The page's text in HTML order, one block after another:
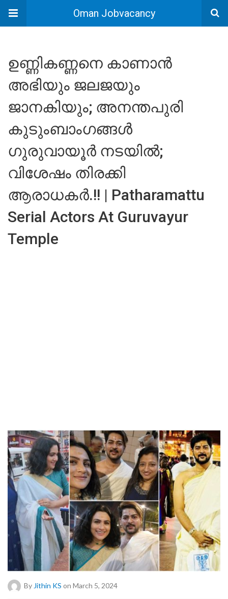
Oman Jobvacancy
ഉണ്ണികണ്ണനെ കാണാൻ
അഭിയും ജലജയും
ജാനകിയും; അനന്തപുരി
കുടുംബാംഗങ്ങൾ
ഗുരുവായൂർ നടയിൽ;
വിശേഷം തിരക്കി
ആരാധകർ.!! | Patharamattu
Serial Actors At Guruvayur
Temple
By Jithin KS on March 5, 2024